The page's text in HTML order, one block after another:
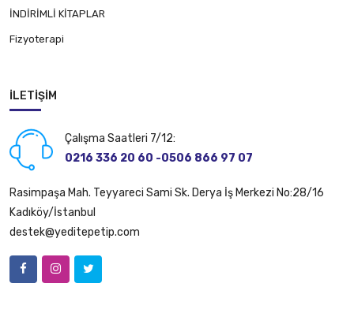
İNDİRİMLİ KİTAPLAR
Fizyoterapi
İLETIŞIM
Çalışma Saatleri 7/12:
0216 336 20 60 -0506 866 97 07
Rasimpaşa Mah. Teyyareci Sami Sk. Derya İş Merkezi No:28/16
Kadıköy/İstanbul
destek@yeditepetip.com